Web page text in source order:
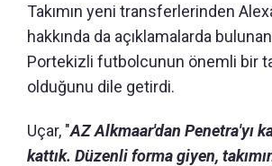
Takımın yeni transferlerinden
hakkında da açıklamalarda
Portekizli futbolcunun önemli bir
olduğunu dile getirdi.
Uçar, "AZ Alkmaar'dan Penetra'yı
kattık. Düzenli forma giyen,